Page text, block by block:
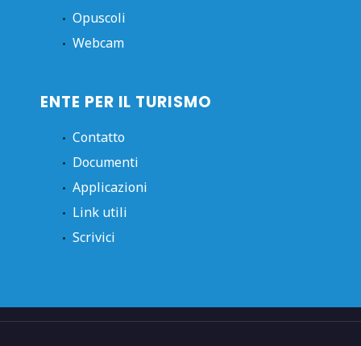
Opuscoli
Webcam
ENTE PER IL TURISMO
Contatto
Documenti
Applicazioni
Link utili
Scrivici